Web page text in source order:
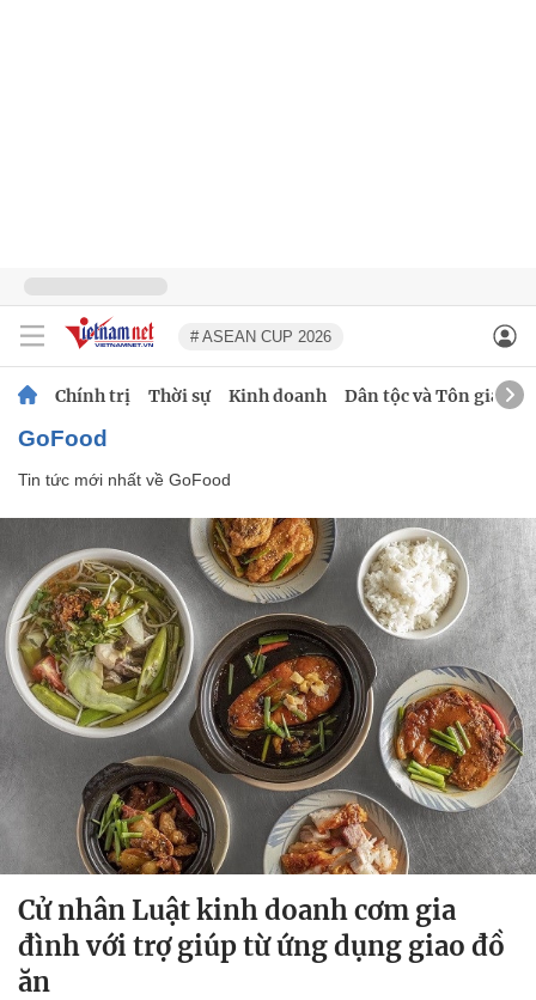
# ASEAN CUP 2026
Chính trị Thời sự Kinh doanh Dân tộc và Tôn giáo
GoFood
Tin tức mới nhất về GoFood
Cử nhân Luật kinh doanh cơm gia
đình với trợ giúp từ ứng dụng giao đồ
ăn